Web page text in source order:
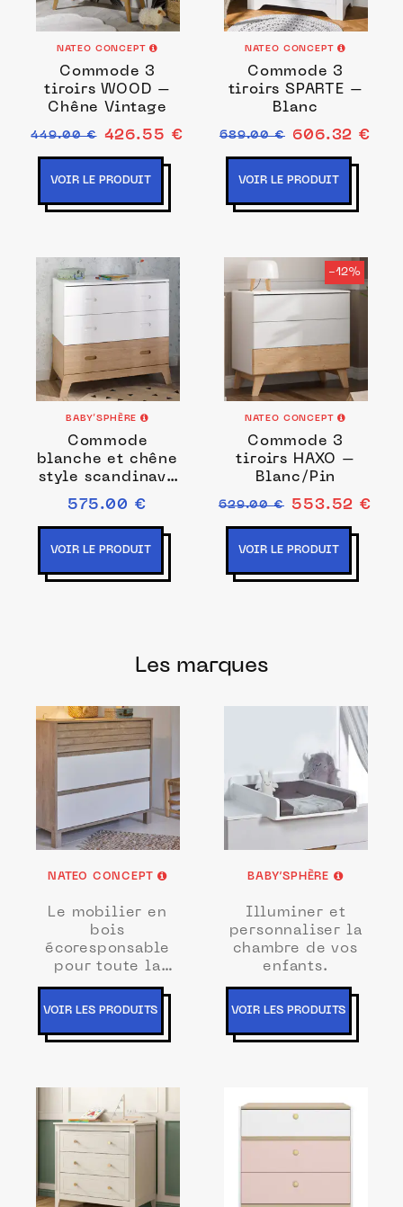
NATEO CONCEPT
Commode 3
tiroirs WOOD –
Chêne Vintage
449.00 € 426.55 €
VOIR LE PRODUIT
NATEO CONCEPT
Commode 3
tiroirs SPARTE –
Blanc
689.00 € 606.32 €
VOIR LE PRODUIT
BABY’SPHÈRE
Commode
blanche et chêne
style scandinave
NORVEGE
575.00 €
VOIR LE PRODUIT
-12%
NATEO CONCEPT
Commode 3
tiroirs HAXO –
Blanc/Pin
629.00 € 553.52 €
VOIR LE PRODUIT
Les marques
NATEO CONCEPT
Le mobilier en
bois
écoresponsable
pour toute la
famille
VOIR LES PRODUITS
BABY’SPHÈRE
Illuminer et
personnaliser la
chambre de vos
enfants.
VOIR LES PRODUITS